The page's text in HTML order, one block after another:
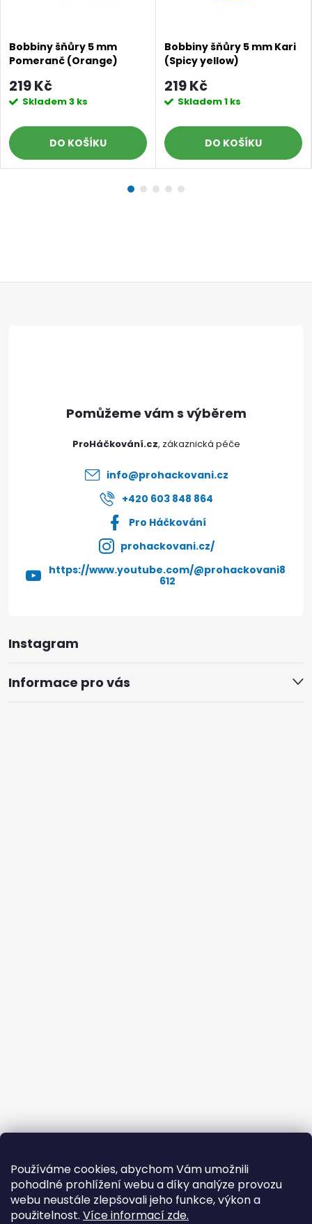
Používáme cookies, abychom Vám umožnili
pohodlné prohlížení webu a díky analýze provozu
webu neustále zlepšovali jeho funkce, výkon a
použitelnost. Více informací zde.
Bobbiny šňůry 5 mm
Pomeranč (Orange)
219 Kč
Skladem3 ks
DO KOŠÍKU
Bobbiny šňůry 5 mm Kari
(Spicy yellow)
219 Kč
Skladem1 ks
DO KOŠÍKU
Instagram
Informace pro vás
ProHáčkování.cz
info@prohackovani.cz
+420 603 848 864
Pro Háčkování
prohackovani.cz/
https://www.youtube.com/@prohackovani8
612
Doprava a platby Prodejna